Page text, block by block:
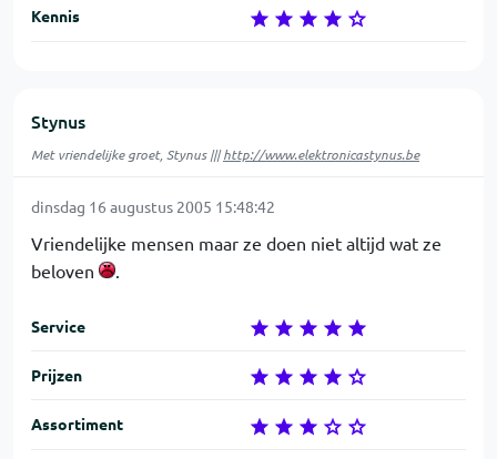
Kennis
Stynus
Met vriendelijke groet, Stynus |||http://www.elektronicastynus.be
dinsdag 16 augustus 2005 15:48:42
Vriendelijke mensen maar ze doen niet altijd wat ze
beloven
Service
Prijzen
Assortiment